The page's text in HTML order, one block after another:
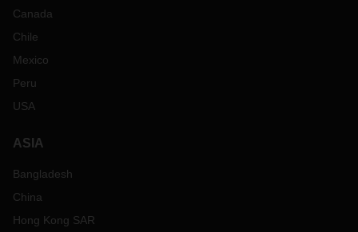
Canada
Chile
Mexico
Peru
USA
ASIA
Bangladesh
China
Hong Kong SAR